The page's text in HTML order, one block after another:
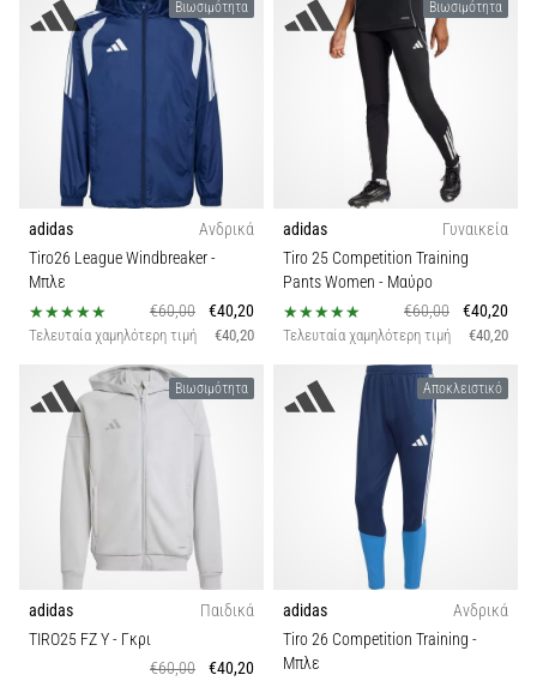
Βιωσιμότητα
adidas
Ανδρικά
Tiro26 League Windbreaker-
Μπλε
€60,00
€40,20
Τελευταία χαμηλότερη τιμή €40,20
Βιωσιμότητα
adidas
Γυναικεία
Tiro 25 Competition Training
Pants Women - Μαύρο
€60,00
€40,20
Τελευταία χαμηλότερη τιμή €40,20
Βιωσιμότητα
adidas
Παιδικά
TIRO25 FZ Y- Γκρι
€60,00
€40,20
Αποκλειστικό
adidas
Ανδρικά
Tiro 26 Competition Training -
Μπλε